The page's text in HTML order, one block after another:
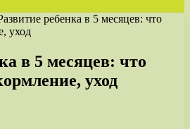
ребенка в 5 месяцев: что
уход
в 5 месяцев: что
уход